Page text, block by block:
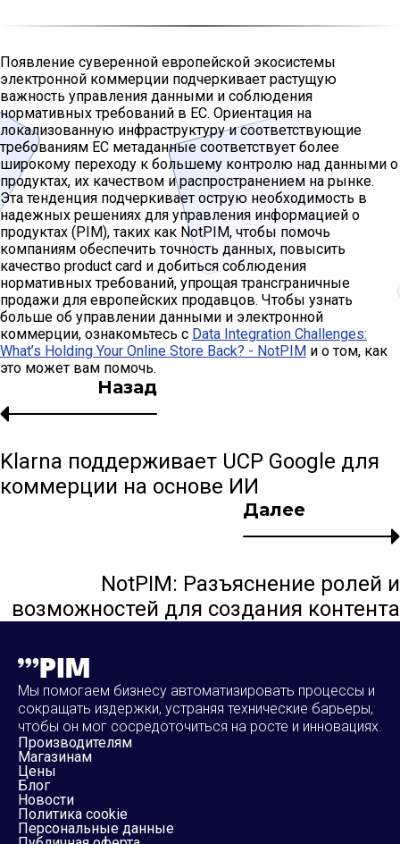
Появление суверенной европейской экосистемы
электронной коммерции подчеркивает растущую
важность управления данными и соблюдения
нормативных требований в ЕС. Ориентация на
локализованную инфраструктуру и соответствующие
требованиям ЕС метаданные соответствует более
широкому переходу к большему контролю над данными о
продуктах, их качеством и распространением на рынке.
Эта тенденция подчеркивает острую необходимость в
надежных решениях для управления информацией о
продуктах (PIM), таких как NotPIM, чтобы помочь
компаниям обеспечить точность данных, повысить
качество product card и добиться соблюдения
нормативных требований, упрощая трансграничные
продажи для европейских продавцов. Чтобы узнать
больше об управлении данными и электронной
коммерции, ознакомьтесь с Data Integration Challenges:
What’s Holding Your Online Store Back? - NotPIM и о том, как
это может вам помочь.
Далее
NotPIM: Разъяснение ролей и
возможностей для создания контента
Назад
Klarna поддерживает UCP Google для
коммерции на основе ИИ
Мы помогаем бизнесу автоматизировать процессы и
сокращать издержки, устраняя технические барьеры,
чтобы он мог сосредоточиться на росте и инновациях.
Производителям
Магазинам
Цены
Блог
Новости
Политика cookie
Персональные данные